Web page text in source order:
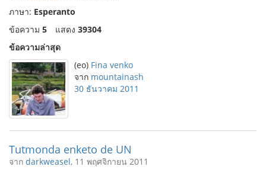
ภาษา: Esperanto
ข้อความ 5 แสดง 39304
ข้อความล่าสุด
(eo) Fina venko
จาก mountainash
30 ธันวาคม 2011
Tutmonda enketo de UN
จาก darkweasel, 11 พฤศจิกายน 2011